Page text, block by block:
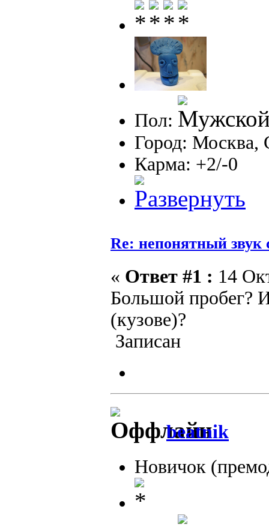
Пол:
Город: Москва,
Карма: +2/-0
Re: непонятный звук
« Ответ #1 : 14
Большой пробег?
(кузове)?
Записан
beatnik
Новичок